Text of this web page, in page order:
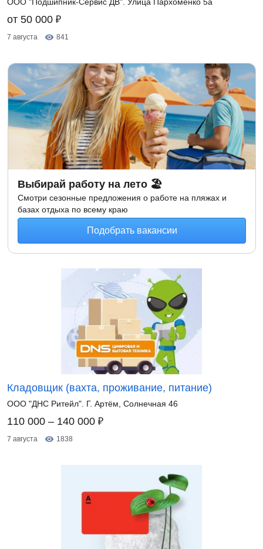
от 50 000 ₽
7 августа 841
Выбирай работу на лето 🏖
Смотри сезонные предложения о работе на пляжах и
базах отдыха по всему краю
Подобрать вакансии
Кладовщик (вахта, проживание, питание)
ООО "ДНС Ритейл". Г. Артём, Солнечная 46
110 000 – 140 000 ₽
7 августа 1838